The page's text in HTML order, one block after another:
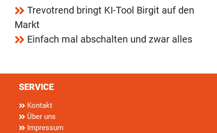
Trevotrend bringt KI-Tool Birgit auf den
Markt
Einfach mal abschalten und zwar alles
SERVICE
Kontakt
Über uns
Impressum